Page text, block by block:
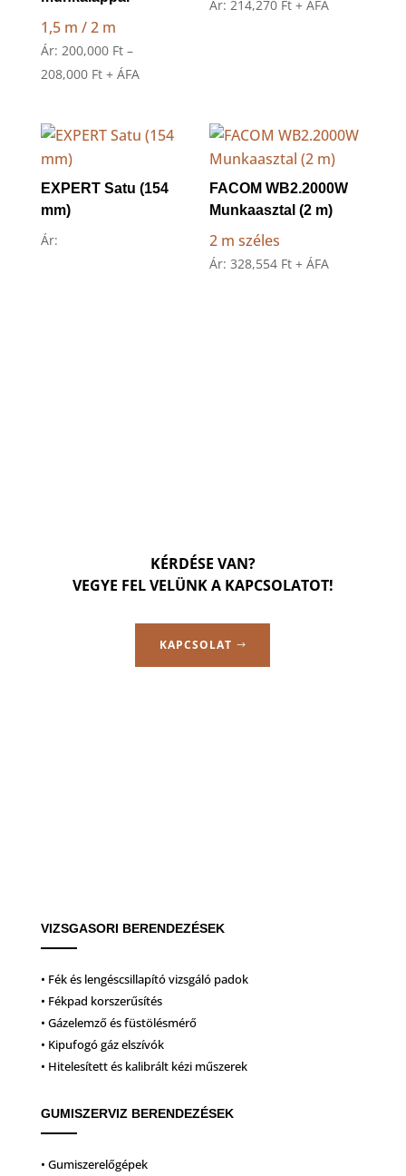
1,5 m / 2 m
Ár: 200,000 Ft –
208,000 FtÁrtartomány:
208,000 Ft
+ ÁFA
Ár: 214,270 Ft + ÁFA
EXPERT Satu (154
mm)
Ár:
FACOM WB2.2000W
Munkaasztal (2 m)
2 m széles
Ár:328,554 Ft + ÁFA
KÉRDÉSE VAN?
VEGYE FEL VELÜNK A KAPCSOLATOT!
KAPCSOLAT
VIZSGASORI BERENDEZÉSEK
• Fék és lengéscsillapító vizsgáló padok
• Fékpad korszerűsítés
• Gázelemző és füstölésmérő
• Kipufogó gáz elszívók
• Hitelesített és kalibrált kézi műszerek
GUMISZERVIZ BERENDEZÉSEK
• Gumiszerelőgépek